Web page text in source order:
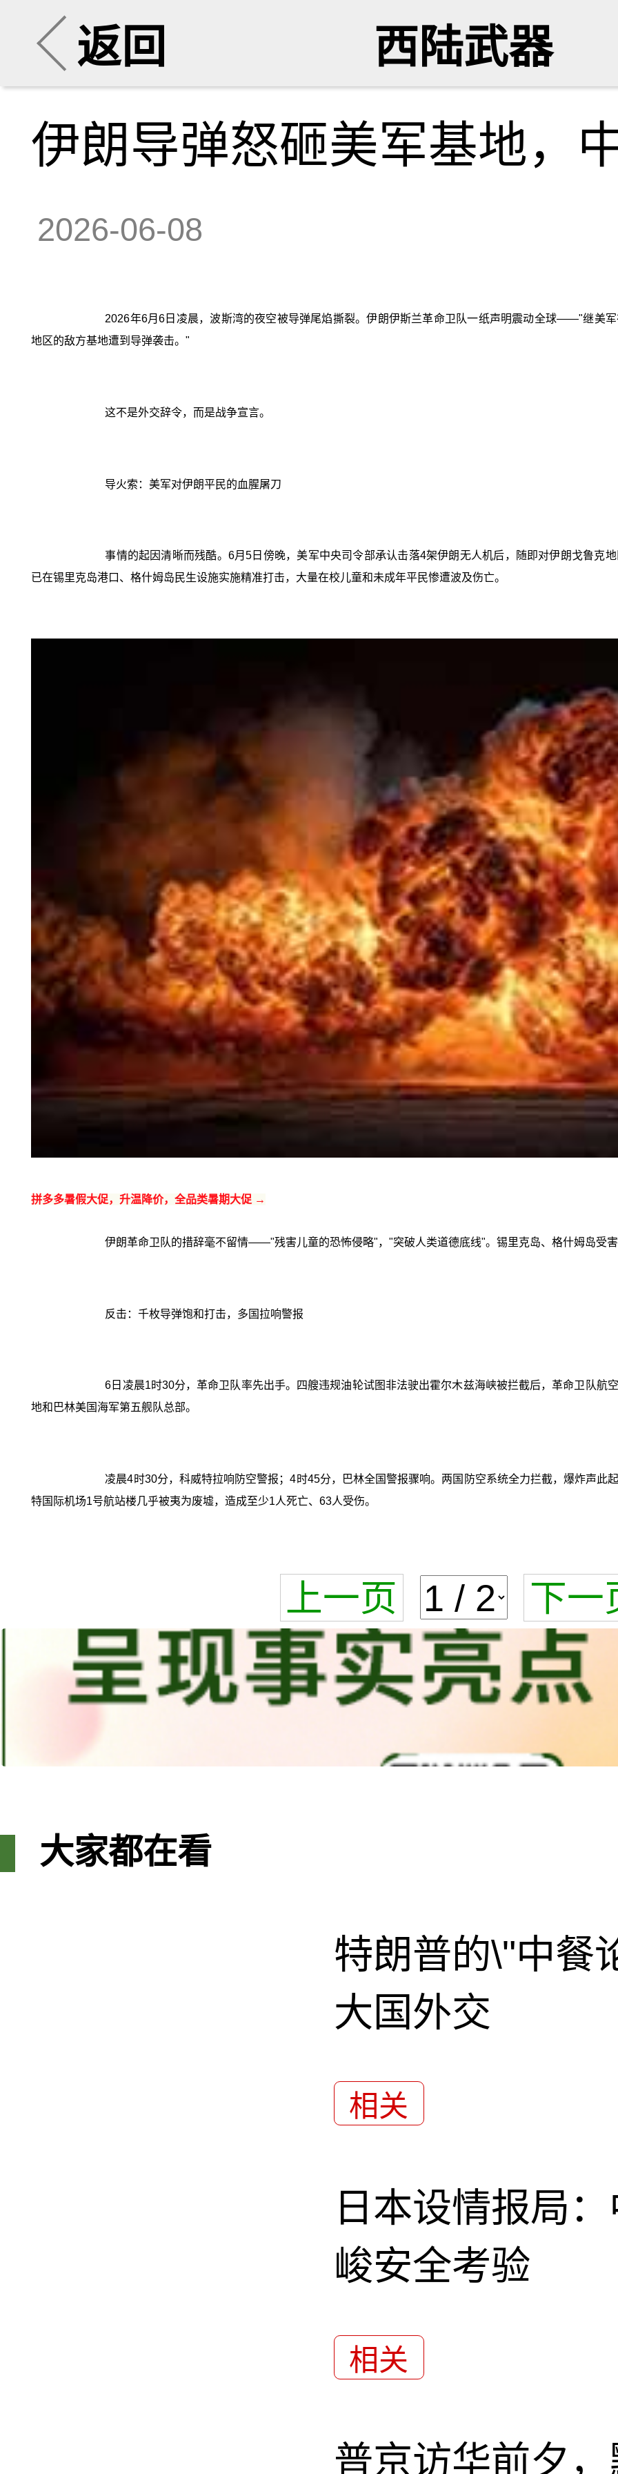
返回 西陆武器
伊朗导弹怒砸美军基地，
2026-06-08
2026年6月6日凌晨，波斯湾的夜空被导弹尾焰撕裂。伊朗伊斯兰革命卫队一纸声明震动全球——"继美
地区的敌方基地遭到导弹袭击。"
这不是外交辞令，而是战争宣言。
导火索：美军对伊朗平民的血腥屠刀
事情的起因清晰而残酷。6月5日傍晚，美军中央司令部承认击落4架伊朗无人机后，随即对伊朗戈鲁克
已在锡里克岛港口、格什姆岛民生设施实施精准打击，大量在校儿童和未成年平民惨遭波及伤亡。
拼多多暑假大促，升温降价，全品类暑期大促 →
伊朗革命卫队的措辞毫不留情——"残害儿童的恐怖侵略"，"突破人类道德底线"。锡里克岛、格什姆岛受
反击：千枚导弹饱和打击，多国拉响警报
6日凌晨1时30分，革命卫队率先出手。四艘违规油轮试图非法驶出霍尔木兹海峡被拦截后，革命卫队航
地和巴林美国海军第五舰队总部。
凌晨4时30分，科威特拉响防空警报；4时45分，巴林全国警报骤响。两国防空系统全力拦截，爆炸声此
特国际机场1号航站楼几乎被夷为废墟，造成至少1人死亡、63人受伤。
上一页 下一
大家都在看
特朗普的\"中餐
大国外交
相关
日本设情报局
峻安全考验
相关
普京访华前夕